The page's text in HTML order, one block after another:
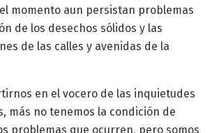
momento aun persistan problemas
de los desechos sólidos y las
de las calles y avenidas de la
en el vocero de las inquietudes
más no tenemos la condición de
problemas que ocurren, pero somos